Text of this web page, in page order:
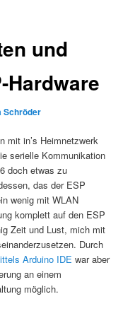
und
Hardware
Schröder
mit in’s Heimnetzwerk
serielle Kommunikation
doch etwas zu
das der ESP
wenig mit WLAN
komplett auf den ESP
Zeit und Lust, mich mit
Durch
Arduino IDE war aber
an einem
möglich.